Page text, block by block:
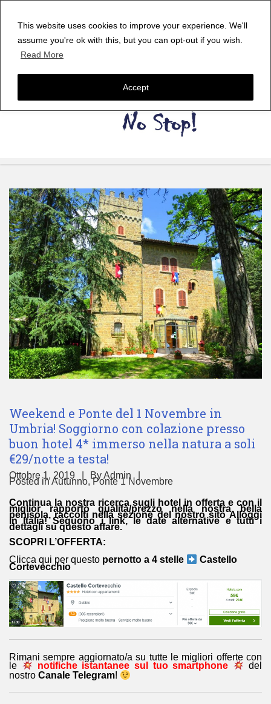
This website uses cookies to improve your experience. We'll
assume you're ok with this, but you can opt-out if you wish.
Read More
Accept
Weekend e Ponte del 1 Novembre in
Umbria! Soggiorno con colazione presso
buon hotel 4* immerso nella natura a soli
€29/notte a testa!
Ottobre 1, 2019 ByAdmin
Posted inAutunno,Ponte 1 Novembre
Continua la nostra ricerca sugli hotel in offerta e con il
miglior rapporto qualità/prezzo nella nostra bella
penisola, raccolti nella sezione del nostro sitoAlloggi
in Italia! Seguono i link, le date alternative e tutti i
dettagli su questo affare.
SCOPRI L’OFFERTA:
Clicca qui per questo pernotto a 4 stelle Castello
Cortevecchio
Rimani sempre aggiornato/a su tutte le migliori offerte con
le
notifiche istantanee sul tuo smartphone
del
nostro Canale Telegram!